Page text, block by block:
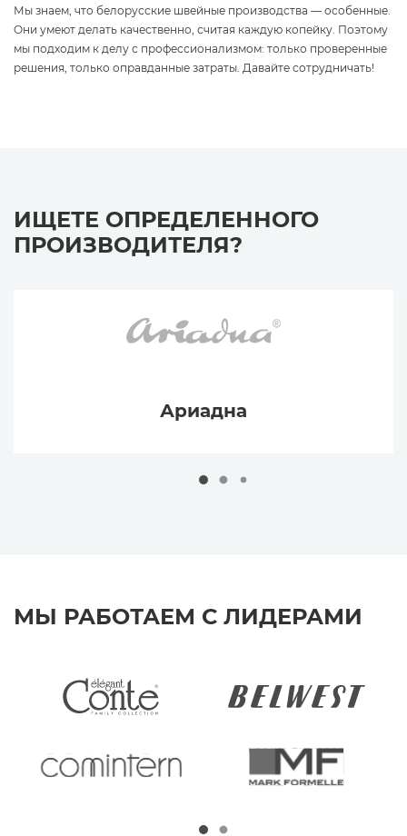
Мы знаем, что белорусские швейные производства — особенные.
Они умеют делать качественно, считая каждую копейку. Поэтому
мы подходим к делу с профессионализмом: только проверенные
решения, только оправданные затраты. Давайте сотрудничать!
ИЩЕТЕ ОПРЕДЕЛЕННОГО
ПРОИЗВОДИТЕЛЯ?
Ариадна
МЫ РАБОТАЕМ С ЛИДЕРАМИ